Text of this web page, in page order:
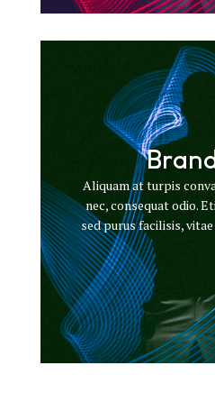
Aliquam at turpis
nec, consequat odio.
sed purus facilisis,